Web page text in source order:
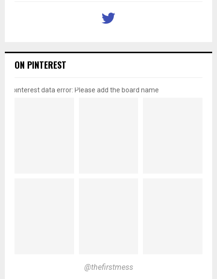
ON PINTEREST
pinterest data error: Please add the board name
@thefirstmess